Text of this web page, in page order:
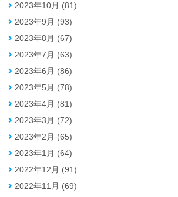
2023年10月 (81)
2023年9月 (93)
2023年8月 (67)
2023年7月 (63)
2023年6月 (86)
2023年5月 (78)
2023年4月 (81)
2023年3月 (72)
2023年2月 (65)
2023年1月 (64)
2022年12月 (91)
2022年11月 (69)